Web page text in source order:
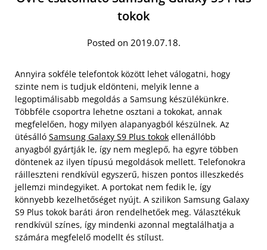
tokok
Posted on 2019.07.18.
Annyira sokféle telefontok között lehet válogatni, hogy
szinte nem is tudjuk eldönteni, melyik lenne a
legoptimálisabb megoldás a Samsung készülékünkre.
Többféle csoportra lehetne osztani a tokokat, annak
megfelelően, hogy milyen alapanyagból készülnek. Az
ütésálló Samsung Galaxy S9 Plus tokok ellenállóbb
anyagból gyártják le, így nem meglepő, ha egyre többen
döntenek az ilyen típusú megoldások mellett. Telefonokra
ráilleszteni rendkívül egyszerű, hiszen pontos illeszkedés
jellemzi mindegyiket. A portokat nem fedik le, így
könnyebb kezelhetőséget nyújt. A szilikon Samsung Galaxy
S9 Plus tokok baráti áron rendelhetőek meg. Választékuk
rendkívül színes, így mindenki azonnal megtalálhatja a
számára megfelelő modellt és stílust.